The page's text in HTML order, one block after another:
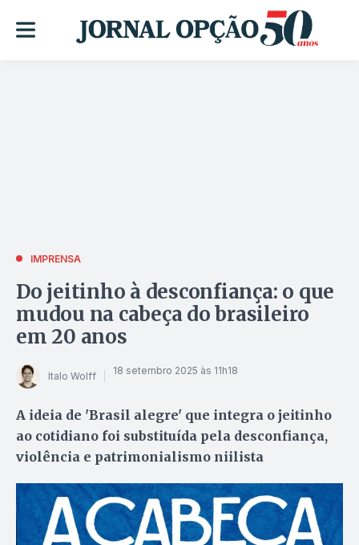
IMPRENSA
Do jeitinho à desconfiança: o que
mudou na cabeça do brasileiro
em 20 anos
Italo Wolff 18 setembro 2025 às 11h18
A ideia de 'Brasil alegre' que integra o jeitinho
ao cotidiano foi substituída pela desconfiança,
violência e patrimonialismo niilista